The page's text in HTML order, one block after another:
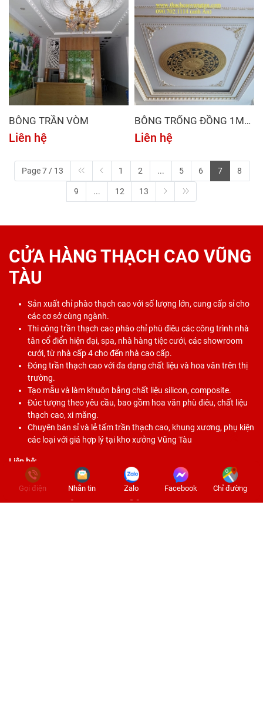
BÔNG TRẦN VÒM
Liên hệ
BÔNG TRỐNG ĐỒNG 1M
KẾT HỢP HOA VĂN TRẦN
THẠCH CAO
Liên hệ
Page 7 / 13 1 2 ... 5 6 7 8
9 ... 12 13
CỬA HÀNG THẠCH CAO VŨNG
TÀU
Sản xuất chỉ phào thạch cao với số lượng lớn, cung cấp sỉ cho
các cơ sở cùng ngành.
Thi công trần thạch cao phào chỉ phù điêu các công trình nhà
tân cổ điển hiện đại, spa, nhà hàng tiệc cưới, các showroom
cưới, từ nhà cấp 4 cho đến nhà cao cấp.
Đóng trần thạch cao với đa dạng chất liệu và hoa văn trên thị
trường.
Tạo mẫu và làm khuôn bằng chất liệu silicon, composite.
Đúc tượng theo yêu cầu, bao gồm hoa văn phù điêu, chất liệu
thạch cao, xi măng.
Chuyên bán sỉ và lẻ tấm trần thạch cao, khung xương, phụ kiện
các loại với giá hợp lý tại kho xưởng Vũng Tàu
Liên hệ:
Điện thoại: 0907.021.114
- 0793.77.88.99
Gọi điện Nhắn tin Zalo Facebook Chỉ đường